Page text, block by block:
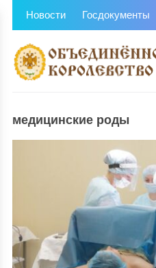
Новости Госдокументы
медицинские роды